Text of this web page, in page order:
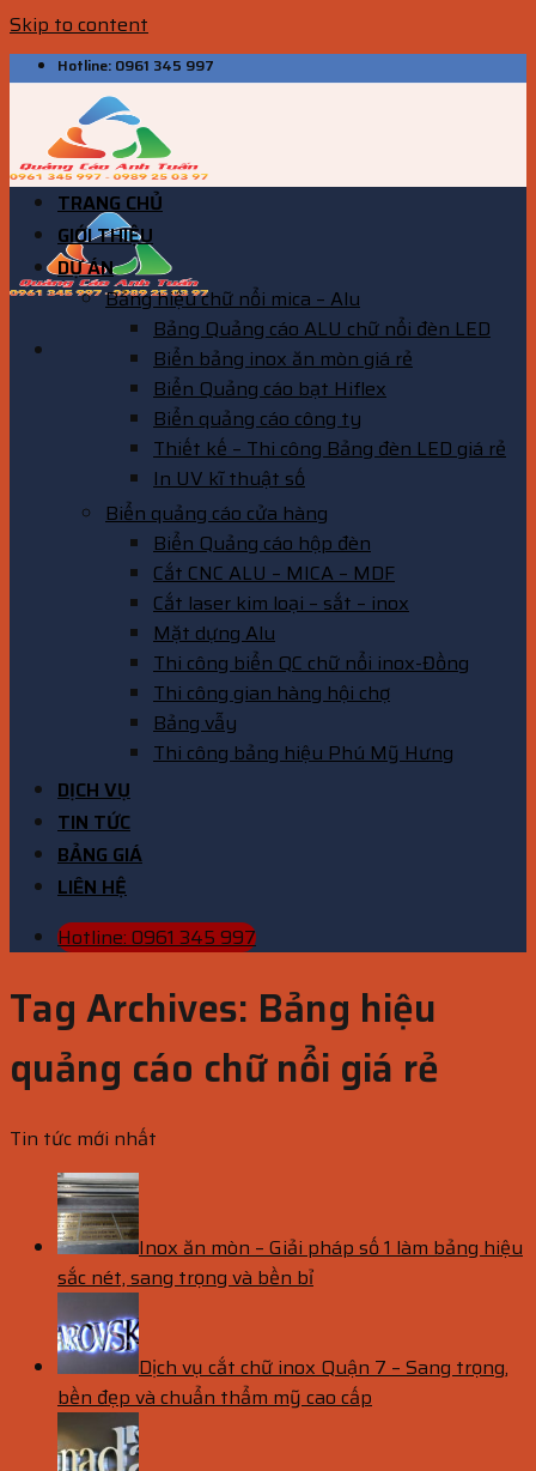
Skip to content
Hotline: 0961 345 997
TRANG CHỦ
GIỚI THIỆU
DỰ ÁN
Bảng hiệu chữ nổi mica – Alu
Bảng Quảng cáo ALU chữ nổi đèn LED
Biển bảng inox ăn mòn giá rẻ
Biển Quảng cáo bạt Hiflex
Biển quảng cáo công ty
Thiết kế – Thi công Bảng đèn LED giá rẻ
In UV kĩ thuật số
Biển quảng cáo cửa hàng
Biển Quảng cáo hộp đèn
Cắt CNC ALU – MICA – MDF
Cắt laser kim loại – sắt – inox
Mặt dựng Alu
Thi công biển QC chữ nổi inox-Đồng
Thi công gian hàng hội chợ
Bảng vẫy
Thi công bảng hiệu Phú Mỹ Hưng
DỊCH VỤ
TIN TỨC
BẢNG GIÁ
LIÊN HỆ
Hotline: 0961 345 997
Tag Archives: Bảng hiệu
quảng cáo chữ nổi giá rẻ
Tin tức mới nhất
Inox ăn mòn – Giải pháp số 1 làm bảng hiệu
sắc nét, sang trọng và bền bỉ
Dịch vụ cắt chữ inox Quận 7 – Sang trọng,
bền đẹp và chuẩn thẩm mỹ cao cấp